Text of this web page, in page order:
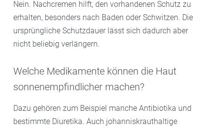
Nein. Nachcremen hilft, den vorhandenen Schutz zu
erhalten, besonders nach Baden oder Schwitzen. Die
ursprüngliche Schutzdauer lässt sich dadurch aber
nicht beliebig verlängern.
Welche Medikamente können die Haut
sonnenempfindlicher machen?
Dazu gehören zum Beispiel manche Antibiotika und
bestimmte Diuretika. Auch johanniskrauthaltige